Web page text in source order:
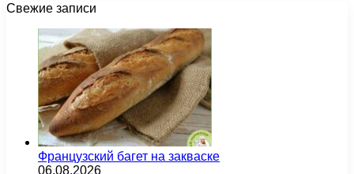
Свежие записи
Французский багет на закваске
06.08.2026